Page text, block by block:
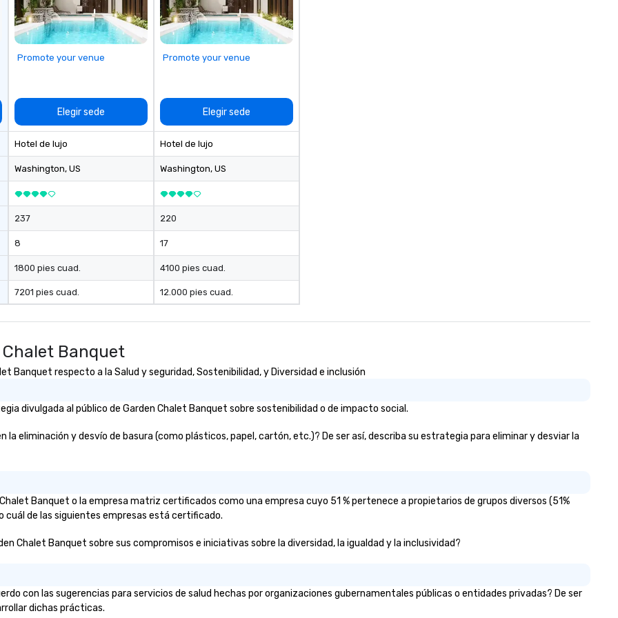
activity
experience
are sure to
to
event
Foodie
experience
signature
Our
priced per
gratuities
thing not
However, a
upgrade is
guests a
at various
lucky to
to the left and
in
with
provide
but a
Smacking
from as
as 500
an ideal choice
Promote your venue
Elegir sede
Hotel de lujo
Washington, US
237
8
1800 pies cuad.
7201 pies cuad.
Promote your venue
Elegir sede
Hotel de lujo
Washington, US
220
17
4100 pies cuad.
12.000 pies cuad.
Banquet
Banquet respecto a la Salud y seguridad, Sostenibilidad, y Diversidad e inclusión
divulgada al público de Garden Chalet Banquet sobre sostenibilidad o de impacto social.
eliminación y desvío de basura (como plásticos, papel, cartón, etc.)? De ser así, describa su estrategia para eliminar y desviar la
Banquet o la empresa matriz certificados como una empresa cuyo 51 % pertenece a propietarios de grupos diversos (51%
cuál de las siguientes empresas está certificado.
Chalet Banquet sobre sus compromisos e iniciativas sobre la diversidad, la igualdad y la inclusividad?
con las sugerencias para servicios de salud hechas por organizaciones gubernamentales públicas o entidades privadas? De ser
dichas prácticas.